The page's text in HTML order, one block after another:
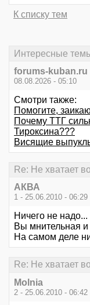
К списку тем
Интересные
forums-kuban.ru
08.08.2026 - 05:10
Смотри также:
Помогите,
Почему ТТГ
Тироксина???
Висящие
Re: Не хватает
АКВА
1 - 25.06.2010 - 06:29
Ничего не
Вы мнительная и
На самом деле
Re: Не хватает
Molnia
2 - 25.06.2010 - 06:42